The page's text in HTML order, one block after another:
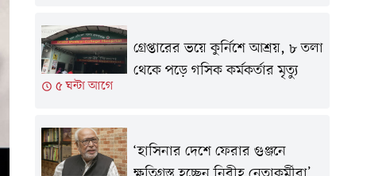
৫ ঘন্টা আগে
গ্রেপ্তারের ভয়ে কুর্নিশে আশ্রয়, ৮ তলা
থেকে পড়ে গসিক কর্মকর্তার মৃত্যু
‘হাসিনার দেশে ফেরার গুঞ্জনে